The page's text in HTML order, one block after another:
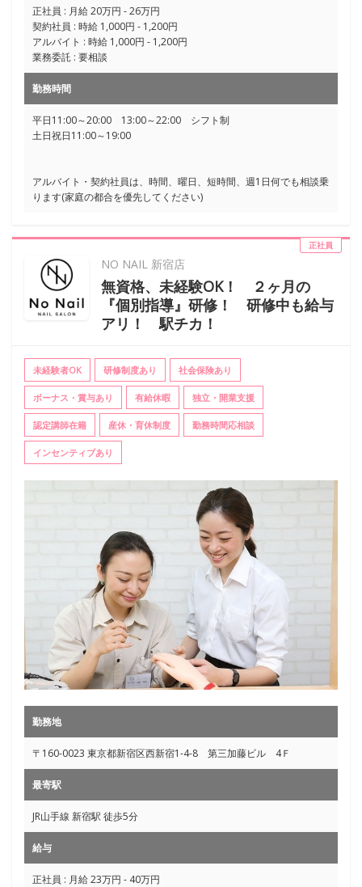
正社員 : 月給 20万円 - 26万円
契約社員 : 時給 1,000円 - 1,200円
アルバイト : 時給 1,000円 - 1,200円
業務委託 : 要相談
勤務時間
平日11:00～20:00 13:00～22:00 シフト制
土日祝日11:00～19:00
アルバイト・契約社員は、時間、曜日、短時間、週1日何でも相談乗
ります(家庭の都合を優先してください)
正社員
NO NAIL 新宿店
無資格、未経験OK！ ２ヶ月の
『個別指導』研修！ 研修中も給与
アリ！ 駅チカ！
未経験者OK 研修制度あり 社会保険あり
ボーナス・賞与あり 有給休暇 独立・開業支援
認定講師在籍 産休・育休制度 勤務時間応相談
インセンティブあり
勤務地
〒160-0023 東京都新宿区西新宿1-4-8 第三加藤ビル 4Ｆ
最寄駅
JR山手線 新宿駅 徒歩5分
給与
正社員 : 月給 23万円 - 40万円